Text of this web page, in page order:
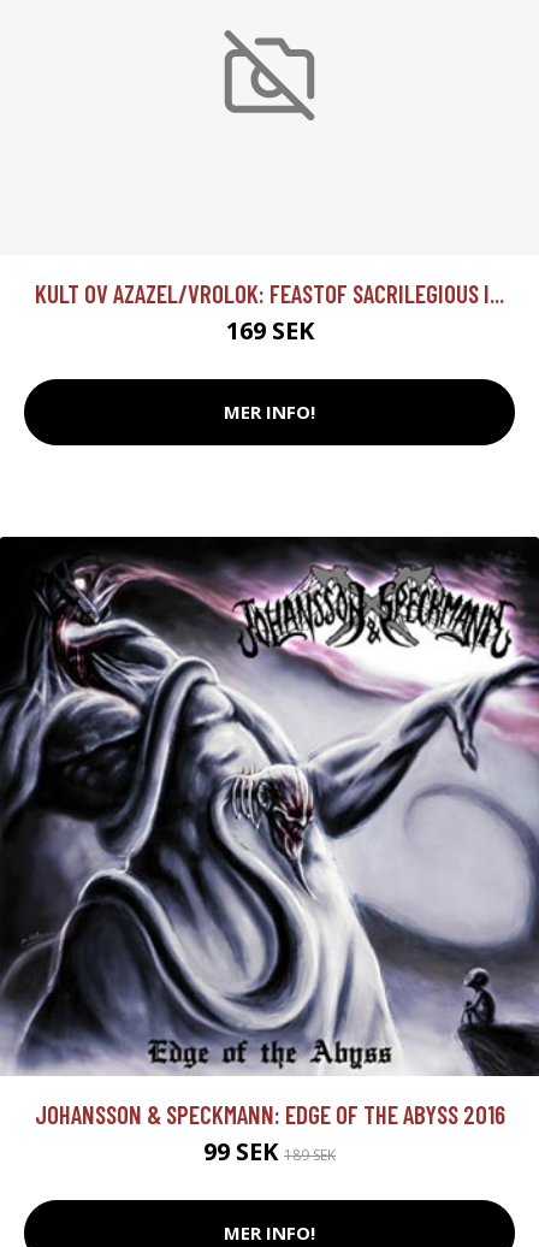
KULT OV AZAZEL/VROLOK: FEASTOF SACRILEGIOUS I...
169 SEK
MER INFO!
JOHANSSON & SPECKMANN: EDGE OF THE ABYSS 2016
99 SEK 189 SEK
MER INFO!